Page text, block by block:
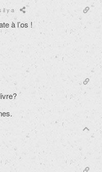
il y a
à l’os !